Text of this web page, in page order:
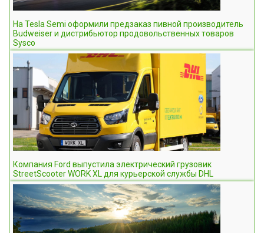
На Tesla Semi оформили предзаказ пивной производитель
Budweiser и дистрибьютор продовольственных товаров
Sysco
Компания Ford выпустила электрический грузовик
StreetScooter WORK XL для курьерской службы DHL